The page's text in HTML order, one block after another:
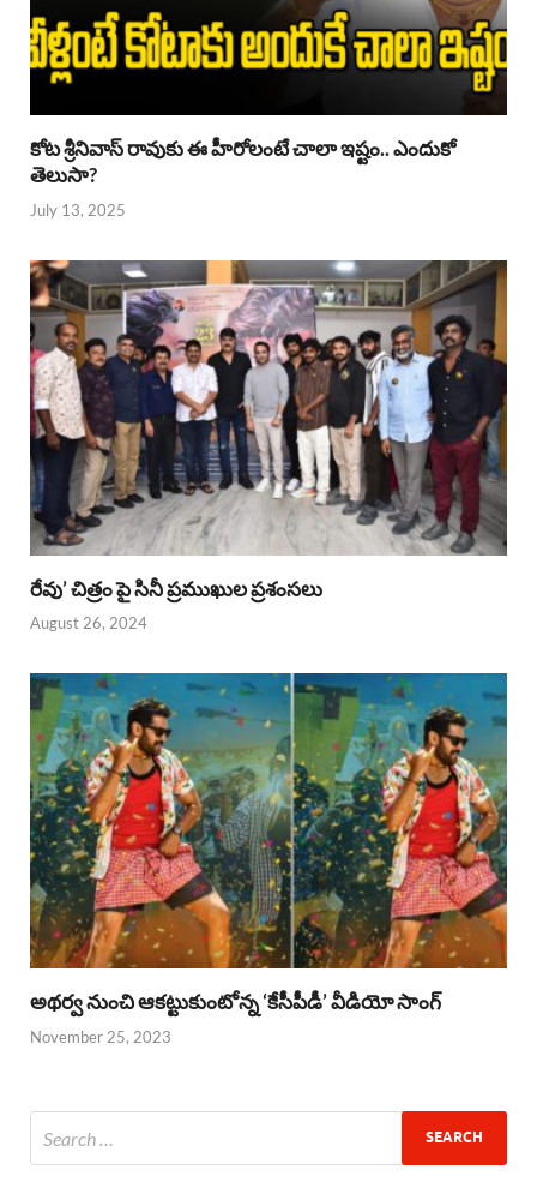
కోట శ్రీనివాస్ రావుకు ఈ హీరోలంటే చాలా ఇష్టం.. ఎందుకో
తెలుసా?
July 13, 2025
రేవు’ చిత్రం పై సినీ ప్రముఖుల ప్రశంసలు
August 26, 2024
అథర్వ నుంచి ఆకట్టుకుంటోన్న ‘కేసీపీడీ’ వీడియో సాంగ్
November 25, 2023